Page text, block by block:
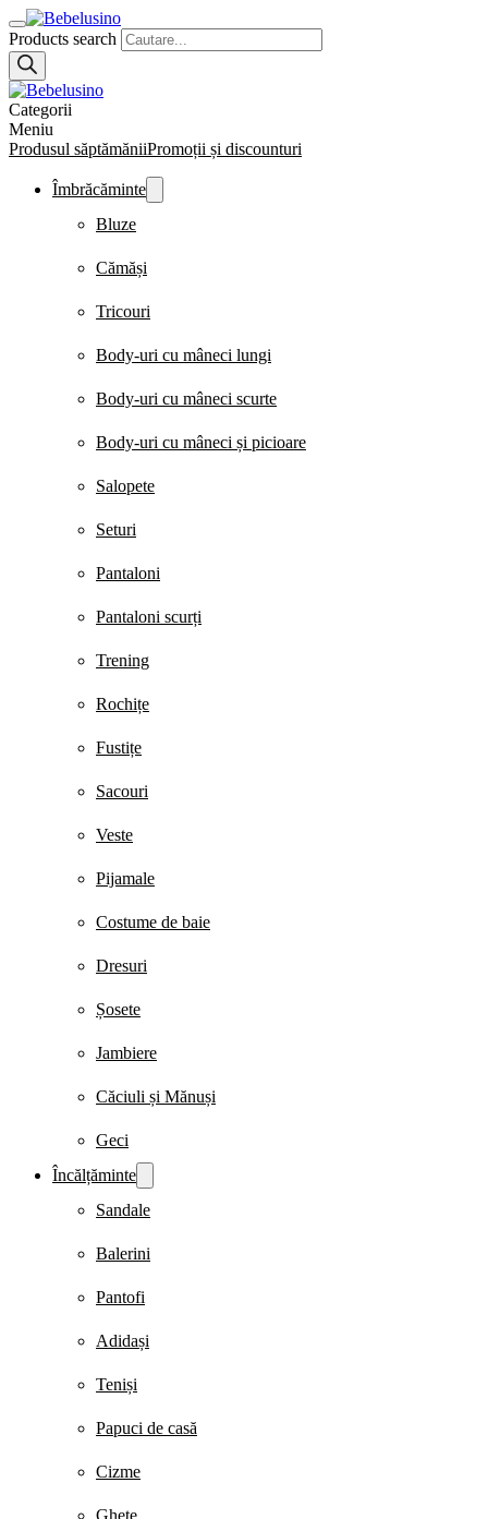
Products search
Categorii
Meniu
Produsul săptămăniiPromoții și discounturi
Îmbrăcăminte
Bluze
Cămăși
Tricouri
Body-uri cu mâneci lungi
Body-uri cu mâneci scurte
Body-uri cu mâneci și picioare
Salopete
Seturi
Pantaloni
Pantaloni scurți
Trening
Rochițe
Fustițe
Sacouri
Veste
Pijamale
Costume de baie
Dresuri
Șosete
Jambiere
Căciuli și Mănuși
Geci
Încălțăminte
Sandale
Balerini
Pantofi
Adidași
Teniși
Papuci de casă
Cizme
Ghete